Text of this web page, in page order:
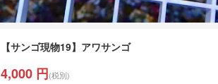
【サンゴ現物19】アワサンゴ
4,000 円(税別)